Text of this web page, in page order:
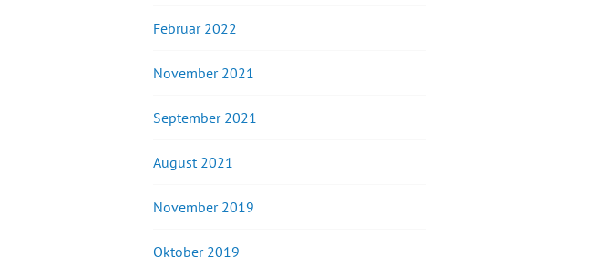
Februar 2022
November 2021
September 2021
August 2021
November 2019
Oktober 2019